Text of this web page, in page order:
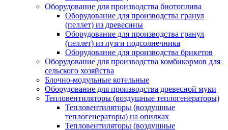
Оборудование для производства биотоплива
Оборудование для производства гранул
(пеллет) из древесины
Оборудование для производства гранул
(пеллет) из лузги подсолнечника
Оборудование для производства брикетов
Оборудование для производства комбикормов для
сельского хозяйства
Блочно-модульные котельные
Оборудование для производства древесной муки
Тепловентиляторы (воздушные теплогенераторы)
Тепловентиляторы (воздушные
теплогенераторы) на опилках
Тепловентиляторы (воздушные